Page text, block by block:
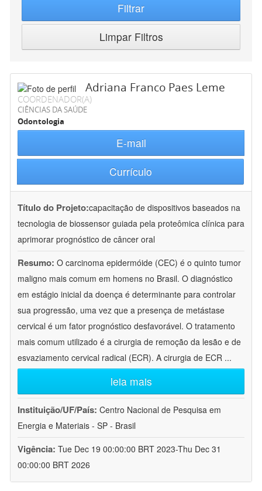
Filtrar
Limpar Filtros
Adriana Franco Paes Leme
COORDENADOR(A)
CIÊNCIAS DA SAÚDE
Odontologia
E-mail
Currículo
Título do Projeto:capacitação de dispositivos baseados na
tecnologia de biossensor guiada pela proteômica clínica para
aprimorar prognóstico de câncer oral
Resumo: O carcinoma epidermóide (CEC) é o quinto tumor
maligno mais comum em homens no Brasil. O diagnóstico
em estágio inicial da doença é determinante para controlar
sua progressão, uma vez que a presença de metástase
cervical é um fator prognóstico desfavorável. O tratamento
mais comum utilizado é a cirurgia de remoção da lesão e de
esvaziamento cervical radical (ECR). A cirurgia de ECR ...
leia mais
Instituição/UF/País: Centro Nacional de Pesquisa em
Energia e Materiais - SP - Brasil
Vigência: Tue Dec 19 00:00:00 BRT 2023-Thu Dec 31
00:00:00 BRT 2026